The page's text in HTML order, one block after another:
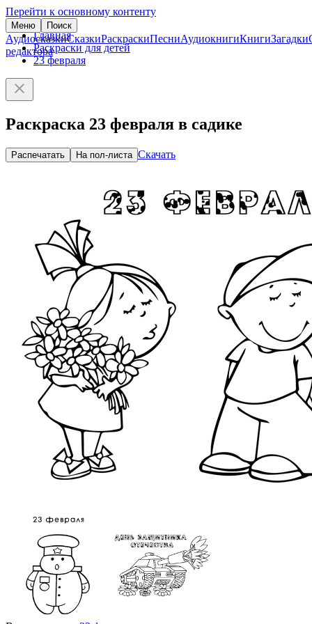
Перейти к основному контенту
Меню Поиск
АудиосказкиСказкиРаскраскиПесниАудиокнигиКнигиЗагадки
редактора
Главная
Раскраски для детей
23 февраля
Раскраска 23 февраля в садике
Распечатать На пол-листа Скачать